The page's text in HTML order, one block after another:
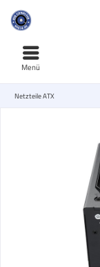
Menü
Netzteile ATX